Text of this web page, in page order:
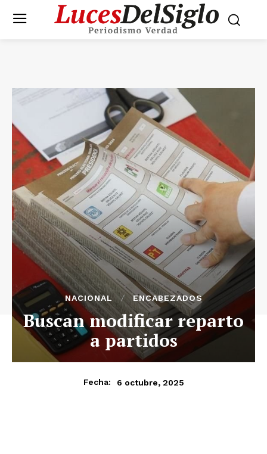
NACIONAL ENCABEZADOS
Buscan modificar reparto
a partidos
Fecha: 6 octubre, 2025